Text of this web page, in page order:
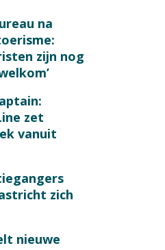
na
zijn nog
zet
vanuit
zich
nieuwe